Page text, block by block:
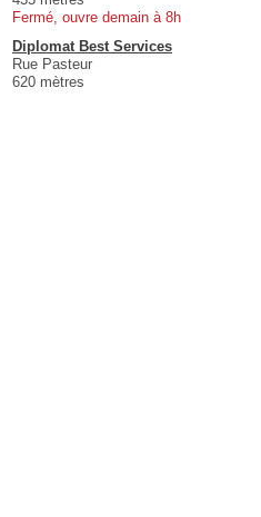
Fermé, ouvre demain à 8h
Diplomat Best Services
Rue Pasteur
620 mètres